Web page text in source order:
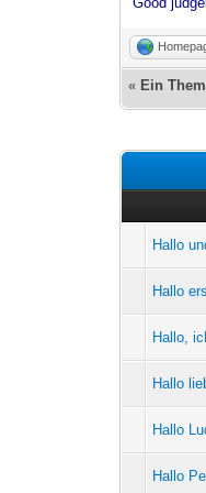
« Ein
Hallo
Hallo
Hallo,
Hallo
Hallo
Hallo